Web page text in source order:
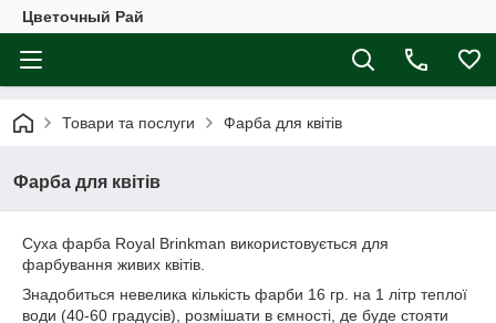
Цветочный Рай
Товари та послуги Фарба для квітів
Фарба для квітів
Суха фарба Royal Brinkman використовується для
фарбування живих квітів.
Знадобиться невелика кількість фарби 16 гр. на 1 літр теплої
води (40-60 градусів), розмішати в ємності, де буде стояти